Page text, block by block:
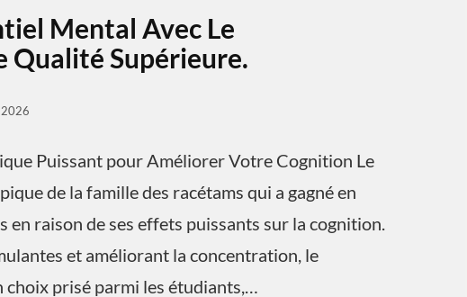
Mental Avec Le
Qualité Supérieure.
Puissant pour Améliorer Votre Cognition Le
de la famille des racétams qui a gagné en
en raison de ses effets puissants sur la cognition.
et améliorant la concentration, le
choix prisé parmi les étudiants,…